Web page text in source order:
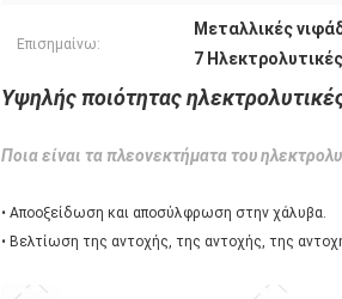
Επισημαίνω:
Μεταλλικές
7
Υψηλής ποιότητας
Ποια είναι τα πλεονεκτήματα του
• Αποοξείδωση και αποσύλφρωση στην χάλυβα.
• Βελτίωση της αντοχής, της αντοχής, της